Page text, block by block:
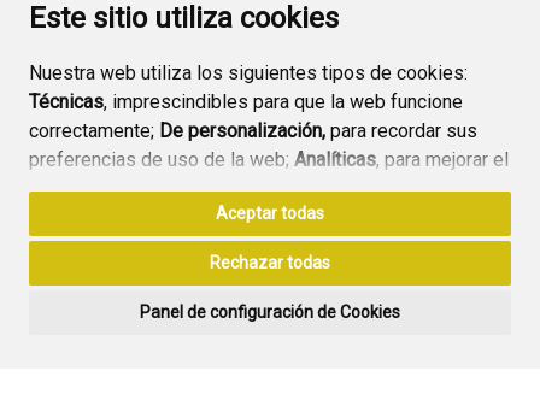
Este sitio utiliza cookies
Nuestra web utiliza los siguientes tipos de cookies:
Técnicas, imprescindibles para que la web funcione
correctamente; De personalización, para recordar sus
preferencias de uso de la web; Analíticas, para mejorar el
funcionamiento de la web y sus servicios.
Si acepta pulsando el botón“Aceptar todas”
consideramos que acepta su uso. Si pulsa el botón
ninguna acción, se guardarán las cookies técnicas
Aceptar todas
Rechazar todas
Panel de configuración de Cookies